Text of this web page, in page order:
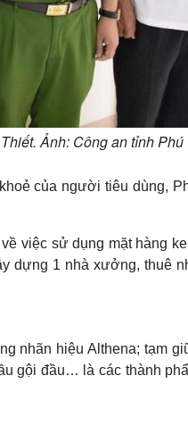
Ảnh: Công an tỉnh Phú
của người tiêu dùng,
việc sử dụng mặt hàng
dựng 1 nhà xưởng, thuê
nhãn hiệu Althena; tạm
gội đầu… là các thành